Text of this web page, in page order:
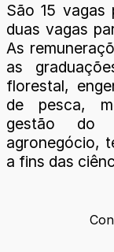
São 15 vagas
duas vagas
As
as
florestal,
de pesca,
gestão do
agronegócio,
a fins das